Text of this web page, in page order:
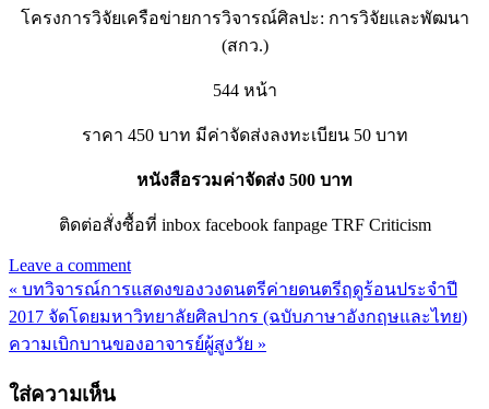
โครงการวิจัยเครือข่ายการวิจารณ์ศิลปะ: การวิจัยและพัฒนา
(สกว.)
544 หน้า
ราคา 450 บาท มีค่าจัดส่งลงทะเบียน 50 บาท
หนังสือรวมค่าจัดส่ง 500 บาท
ติดต่อสั่งซื้อที่ inbox facebook fanpage TRF Criticism
Leave a comment
แนะแนว
เรื่อง
« บทวิจารณ์การแสดงของวงดนตรีค่ายดนตรีฤดูร้อนประจำปี
2017 จัดโดยมหาวิทยาลัยศิลปากร (ฉบับภาษาอังกฤษและไทย)
ความเบิกบานของอาจารย์ผู้สูงวัย »
ใส่ความเห็น